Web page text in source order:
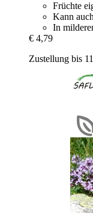
Früchte
Kann
In
€ 4,79
Zustellung bis